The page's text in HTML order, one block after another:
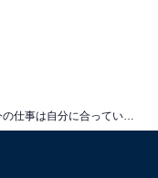
「もしも、気軽に
たとしたら、試し